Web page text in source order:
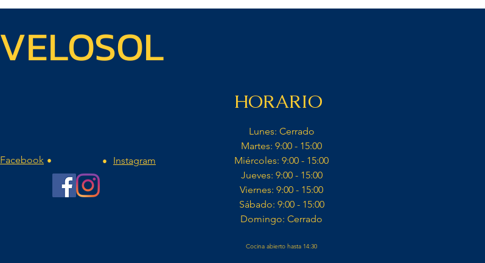
VELOSOL
HORARIO
•
Facebook • Instagram
Lunes: Cerrado​
Martes: 9:00 - 15:00​
Miércoles: 9:00 - 15:00​​
Jueves: 9:00 - 15:00​
Viernes: 9:00 - 15:00​
Sábado: 9:00 - 15:00​
Domingo: Cerrado​
Cocina abierto hasta 14:30